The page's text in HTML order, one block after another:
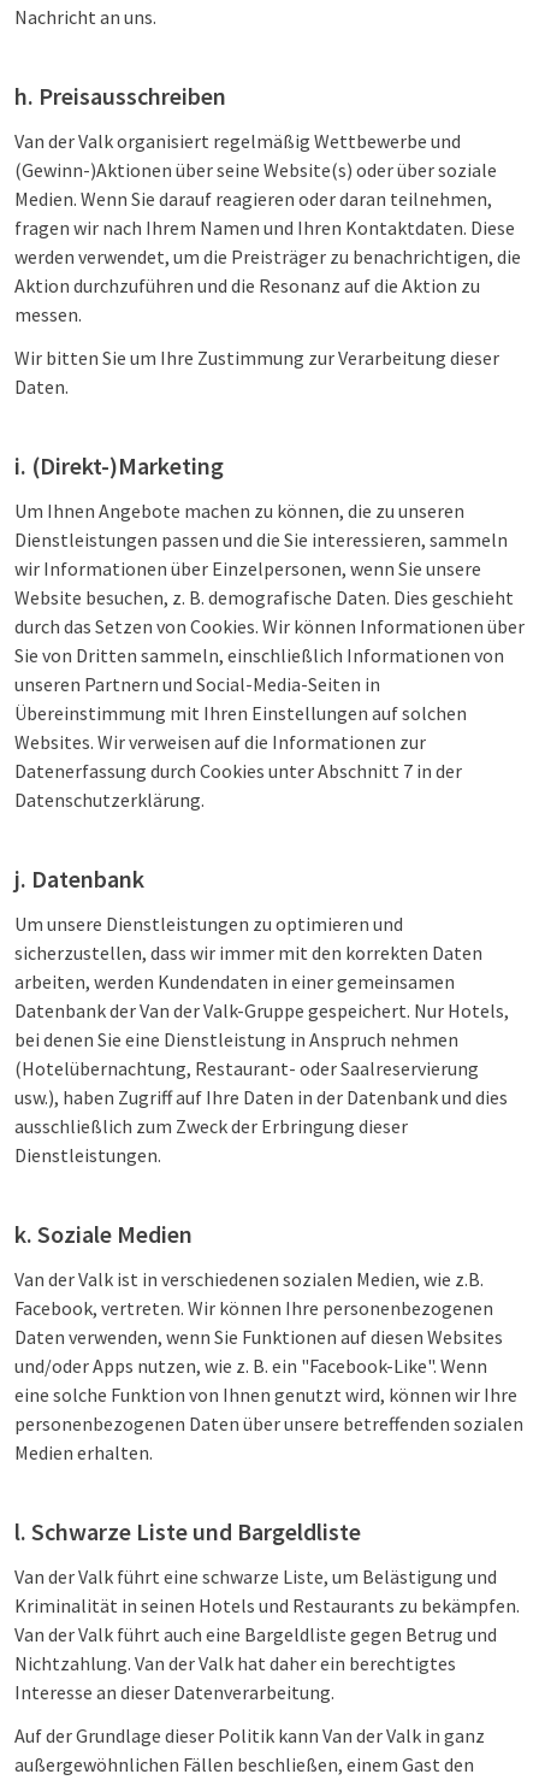
Nachricht an uns.
h. Preisausschreiben
Van der Valk organisiert regelmäßig Wettbewerbe und
(Gewinn-)Aktionen über seine Website(s) oder über soziale
Medien. Wenn Sie darauf reagieren oder daran teilnehmen,
fragen wir nach Ihrem Namen und Ihren Kontaktdaten. Diese
werden verwendet, um die Preisträger zu benachrichtigen, die
Aktion durchzuführen und die Resonanz auf die Aktion zu
messen.
Wir bitten Sie um Ihre Zustimmung zur Verarbeitung dieser
Daten.
i. (Direkt-)Marketing
Um Ihnen Angebote machen zu können, die zu unseren
Dienstleistungen passen und die Sie interessieren, sammeln
wir Informationen über Einzelpersonen, wenn Sie unsere
Website besuchen, z. B. demografische Daten. Dies geschieht
durch das Setzen von Cookies. Wir können Informationen über
Sie von Dritten sammeln, einschließlich Informationen von
unseren Partnern und Social-Media-Seiten in
Übereinstimmung mit Ihren Einstellungen auf solchen
Websites. Wir verweisen auf die Informationen zur
Datenerfassung durch Cookies unter Abschnitt 7 in der
Datenschutzerklärung.
j. Datenbank
Um unsere Dienstleistungen zu optimieren und
sicherzustellen, dass wir immer mit den korrekten Daten
arbeiten, werden Kundendaten in einer gemeinsamen
Datenbank der Van der Valk-Gruppe gespeichert. Nur Hotels,
bei denen Sie eine Dienstleistung in Anspruch nehmen
(Hotelübernachtung, Restaurant- oder Saalreservierung
usw.), haben Zugriff auf Ihre Daten in der Datenbank und dies
ausschließlich zum Zweck der Erbringung dieser
Dienstleistungen.
k. Soziale Medien
Van der Valk ist in verschiedenen sozialen Medien, wie z.B.
Facebook, vertreten. Wir können Ihre personenbezogenen
Daten verwenden, wenn Sie Funktionen auf diesen Websites
und/oder Apps nutzen, wie z. B. ein "Facebook-Like". Wenn
eine solche Funktion von Ihnen genutzt wird, können wir Ihre
personenbezogenen Daten über unsere betreffenden sozialen
Medien erhalten.
l. Schwarze Liste und Bargeldliste
Van der Valk führt eine schwarze Liste, um Belästigung und
Kriminalität in seinen Hotels und Restaurants zu bekämpfen.
Van der Valk führt auch eine Bargeldliste gegen Betrug und
Nichtzahlung. Van der Valk hat daher ein berechtigtes
Interesse an dieser Datenverarbeitung.
Auf der Grundlage dieser Politik kann Van der Valk in ganz
außergewöhnlichen Fällen beschließen, einem Gast den